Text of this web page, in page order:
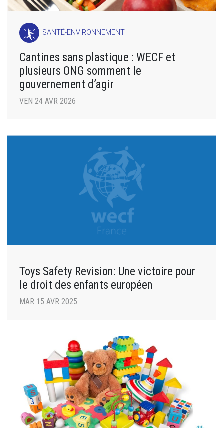
SANTÉ-ENVIRONNEMENT
Cantines sans plastique : WECF et
plusieurs ONG somment le
gouvernement d’agir
VEN 24 AVR 2026
Toys Safety Revision: Une victoire pour
le droit des enfants européen
MAR 15 AVR 2025